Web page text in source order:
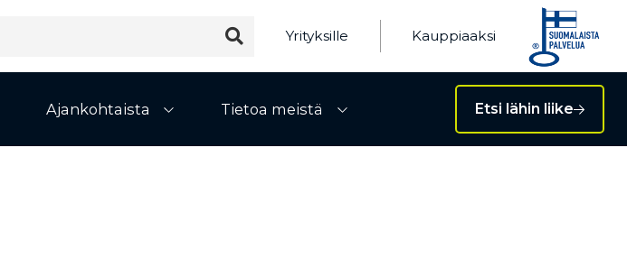
Yrityksille Kauppiaaksi
Avaa alivalikko
Ajankohtaista
Avaa alivalikko
Tietoa meistä Etsi lähin liike